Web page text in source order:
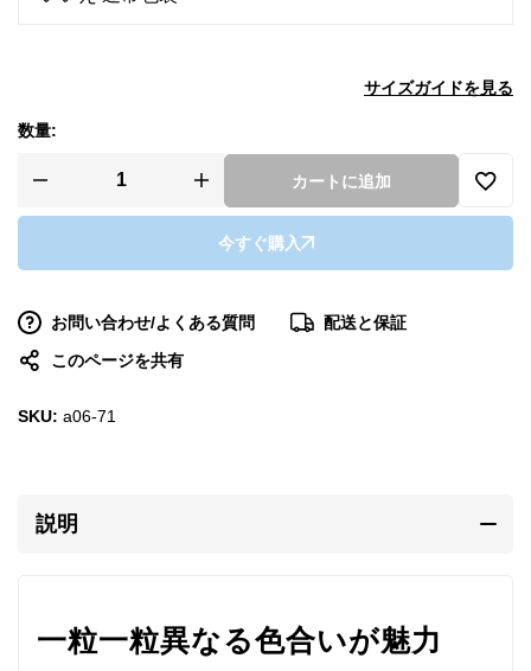
サイズガイドを見る
数量:
カートに追加
今すぐ購入
お問い合わせ/よくある質問
配送と保証
このページを共有
SKU: a06-71
説明
一粒一粒異なる色合いが魅力